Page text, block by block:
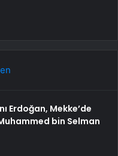
Erdoğan, Mekke’de
bin Selman